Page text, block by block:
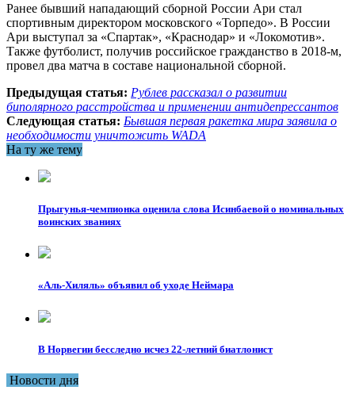
Ранее бывший нападающий сборной России Ари стал
спортивным директором московского «Торпедо». В России
Ари выступал за «Спартак», «Краснодар» и «Локомотив».
Также футболист, получив российское гражданство в 2018-м,
провел два матча в составе национальной сборной.
Предыдущая статья: Рублев рассказал о развитии
биполярного расстройства и применении антидепрессантов
Следующая статья: Бывшая первая ракетка мира заявила о
необходимости уничтожить WADA
На ту же тему
Прыгунья-чемпионка оценила слова Исинбаевой о номинальных
воинских званиях
«Аль-Хиляль» объявил об уходе Неймара
В Норвегии бесследно исчез 22-летний биатлонист
Новости дня